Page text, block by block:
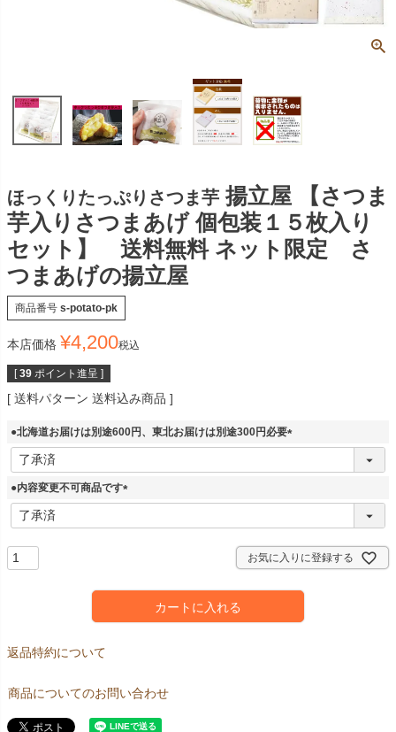
ほっくりたっぷりさつま芋 揚立屋 【さつま
芋入りさつまあげ 個包装１５枚入り
セット】 送料無料 ネット限定 さ
つまあげの揚立屋
商品番号 s-potato-pk
本店価格 ¥4,200税込
[ 39 ポイント進呈 ]
送料パターン 送料込み商品
●北海道お届けは別途600円、東北お届けは別途300円必要
(
●内容変更不可商品です
(
お気に入りに登録する
カートに入れる
返品特約について
商品についてのお問い合わせ